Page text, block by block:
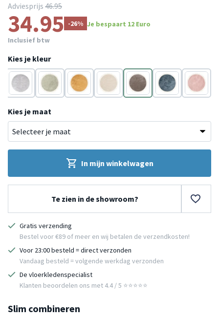
Adviesprijs 46.95
34.95 -26% Je bespaart 12 Euro
Inclusief btw
Kies je kleur
Grijs Groen Geel Wit Taupe Blauw
Roze
Kies je maat
In mijn winkelwagen
Te zien in de showroom?
Gratis verzending
Bestel voor €89 of meer en wij betalen de verzendkosten!
Voor 23:00 besteld = direct verzonden
Vandaag besteld = volgende werkdag verzonden
De vloerkledenspecialist
Klanten beoordelen ons met 4.4 / 5 ⭐⭐⭐⭐⭐
Slim combineren